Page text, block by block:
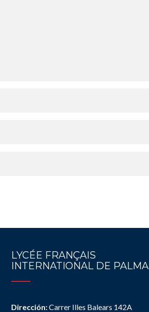
LYCÉE FRANÇAIS
INTERNATIONAL DE PALMA
Dirección:Carrer Illes Balears 142A